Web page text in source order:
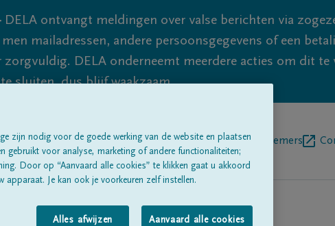
DELA ontvangt meldingen over valse berichten via
mailadressen, andere persoonsgegevens of een
DELA onderneemt meerdere acties om dit te
sluiten, dus blijf waakzaam.
Alle rouwberichtenOver onsBegrafenisondernemers
zijn nodig voor de goede werking van de website en plaatsen
gebruikt voor analyse, marketing of andere functionaliteiten;
Door op “Aanvaard alle cookies” te klikken gaat u akkoord
Je kan ook je voorkeuren zelf instellen.
Alles afwijzen Aanvaard alle cookies